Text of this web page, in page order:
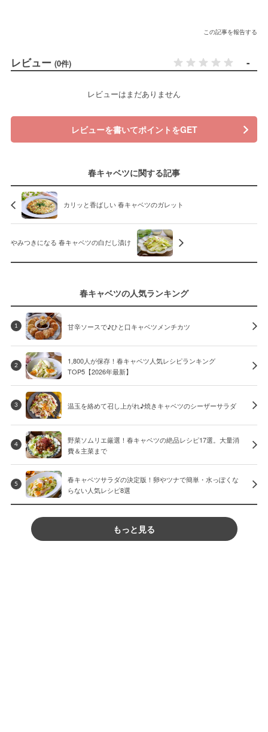
この記事を報告する
レビュー (0件) -
レビューはまだありません
レビューを書いてポイントをGET
春キャベツに関する記事
カリッと香ばしい 春キャベツのガレット
やみつきになる 春キャベツの白だし漬け
春キャベツの人気ランキング
1 甘辛ソースで♪ひと口キャベツメンチカツ
2
1,800人が保存！春キャベツ人気レシピランキング
TOP5【2026年最新】
3 温玉を絡めて召し上がれ♪焼きキャベツのシーザーサラダ
4
野菜ソムリエ厳選！春キャベツの絶品レシピ17選。大量消
費＆主菜まで
5
春キャベツサラダの決定版！卵やツナで簡単・水っぽくな
らない人気レシピ8選
もっと見る